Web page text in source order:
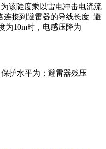
该陡度乘以雷电冲击电流流
连接到避雷器的导线长度+避
为10m时，电感压降为
护水平为：避雷器残压